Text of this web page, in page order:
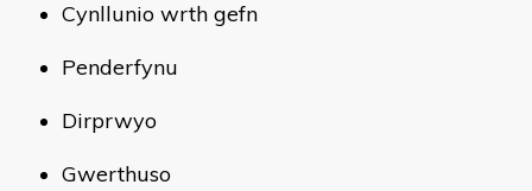
Cynllunio wrth gefn
Penderfynu
Dirprwyo
Gwerthuso